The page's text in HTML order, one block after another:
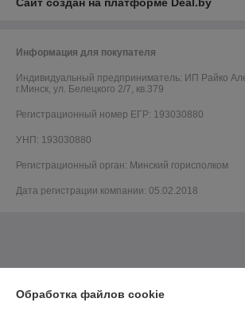
Информация для покупателя
Индивидуальный предприниматель: ИП Райко
г.Минск, ул. Белецкого 2/7, кв.379
Регистрационный номер ЕГР: 193030880
УНП: 193030880
Регистрационный орган: Минский горисполком
Дата регистрации компании: 05.02.2018
Обработка файлов cookie